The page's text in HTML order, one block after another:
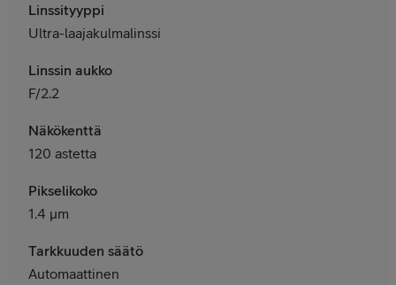
Linssityyppi
Ultra-laajakulmalinssi
Linssin aukko
F/2.2
Näkökenttä
120 astetta
Pikselikoko
1.4 μm
Tarkkuuden säätö
Automaattinen